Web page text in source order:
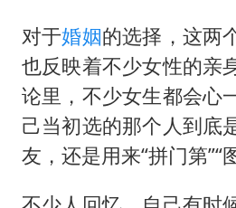
对于婚姻的选择，这两
也反映着不少女性的亲
论里，不少女生都会心
己当初选的那个人到底
友，还是用来“拼门第”“